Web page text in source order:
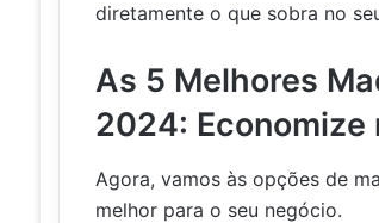
diretamente o que sobra no
As 5 Melhores
2024: Economize
Agora, vamos às opções de
melhor para o seu negócio.